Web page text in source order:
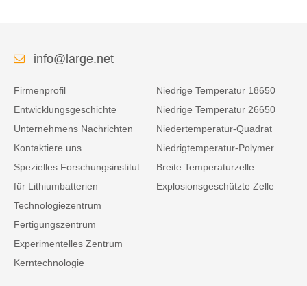
info@large.net
Firmenprofil
Entwicklungsgeschichte
Unternehmens Nachrichten
Kontaktiere uns
Spezielles Forschungsinstitut
für Lithiumbatterien
Technologiezentrum
Fertigungszentrum
Experimentelles Zentrum
Kerntechnologie
Niedrige Temperatur 18650
Niedrige Temperatur 26650
Niedertemperatur-Quadrat
Niedrigtemperatur-Polymer
Breite Temperaturzelle
Explosionsgeschützte Zelle